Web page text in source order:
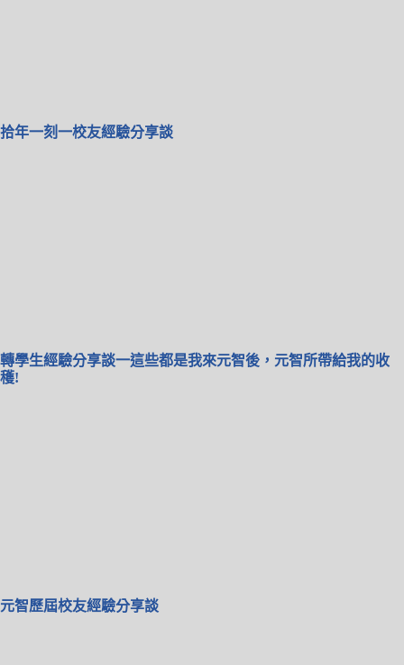
拾年一刻一校友經驗分享談
轉學生經驗分享談一這些都是我來元智後，元智所帶給我的收
穫!
元智歷屆校友經驗分享談